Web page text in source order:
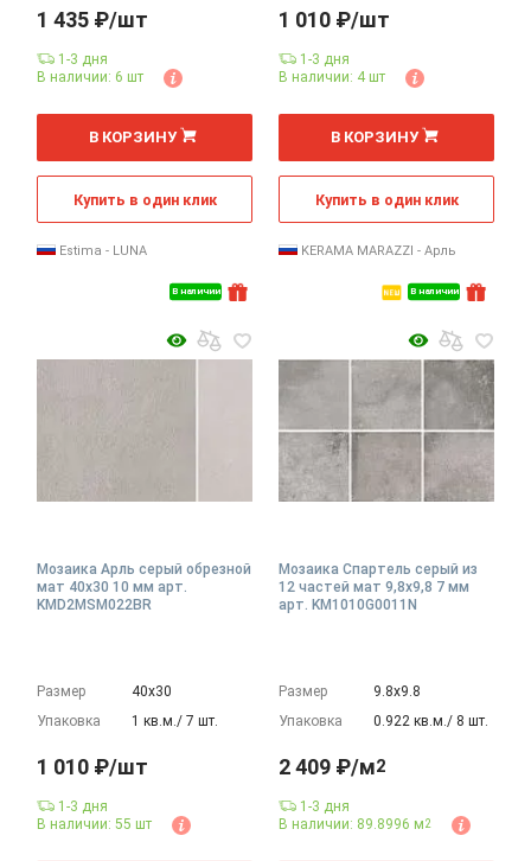
В наличии
1 435 ₽/шт
1-3 дня
В наличии: 6 шт
В КОРЗИНУ
Купить в один клик
Estima - LUNA
В наличии
1 010 ₽/шт
1-3 дня
В наличии: 4 шт
шт
В КОРЗИНУ
Купить в один клик
KERAMA MARAZZI - Арль
Мозаика Арль серый обрезной
мат 40x30 10 мм арт.
KMD2MSM022BR
Размер
40х30
Упаковка
1 кв.м./ 7 шт.
1 010 ₽/шт
1-3 дня
В наличии: 55 шт
Мозаика Спартель серый из
12 частей мат 9,8x9,8 7 мм
арт. KM1010G0011N
Размер
9.8х9.8
Упаковка
0.922 кв.м./ 8 шт.
2 409 ₽/м2
1-3 дня
В наличии: 89.8996 м2